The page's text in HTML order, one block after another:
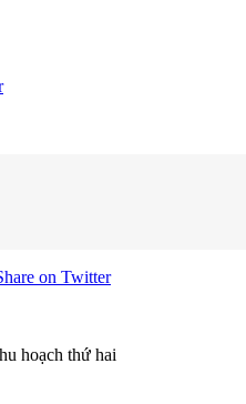
hoạch thứ hai